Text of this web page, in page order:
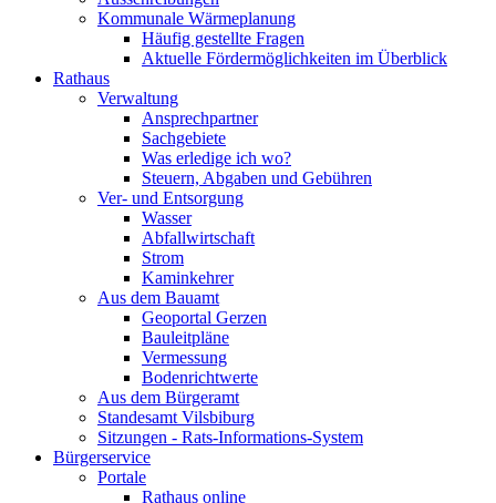
Kommunale Wärmeplanung
Häufig gestellte Fragen
Aktuelle Fördermöglichkeiten im Überblick
Rathaus
Verwaltung
Ansprechpartner
Sachgebiete
Was erledige ich wo?
Steuern, Abgaben und Gebühren
Ver- und Entsorgung
Wasser
Abfallwirtschaft
Strom
Kaminkehrer
Aus dem Bauamt
Geoportal Gerzen
Bauleitpläne
Vermessung
Bodenrichtwerte
Aus dem Bürgeramt
Standesamt Vilsbiburg
Sitzungen - Rats-Informations-System
Bürgerservice
Portale
Rathaus online